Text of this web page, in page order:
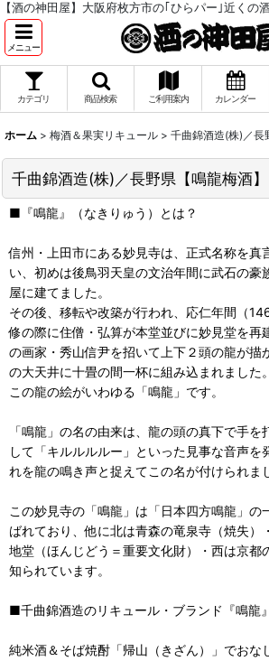
【酒の神田屋】大阪府枚方市の｢ひらパー｣近くの
メニュー
カテゴリ 商品検索 ご利用案内 カレンダー
ホーム > 梅酒＆果実リキュール > 千曲錦酒造(株)／長
千曲錦酒造(株)／長野県【鳴龍梅酒】
■『鳴龍』（なきりゅう）とは？
信州・上田市にある妙見寺は、正式名称を真
い、初めは後鳥羽天皇の文治年間に武石の豪
屋に建てました。
その後、移転や改築が行われ、応仁年間（
修の際に住僧・弘算が本堂並びに妙見堂を再
の画家・秀山信尹を招いて上下２頭の龍が描
の大天井に十畳の間一杯に組み込まれました。
この龍の絵がいわゆる「鳴龍」です。
「鳴龍」の名の由来は、龍の頭の真下で手
して「キルルルルー」といった見事な音声を
れを龍の鳴き声と捉えてこの名が付けられま
この妙見寺の「鳴龍」は「日本四方鳴龍」の
ばれており、他に北は青森の竜泉寺（焼失）
地堂（ほんじどう＝重要文化財）・西は京都
知られています。
■千曲錦酒造のリキュール・ブランド『鳴龍』
純米酒＆そば焼酎「帰山（きざん）」でおな